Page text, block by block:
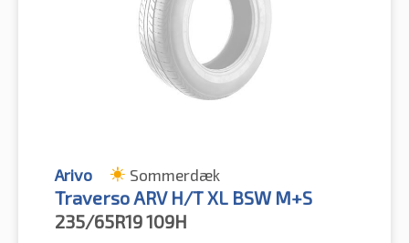
Arivo Sommerdæk
Traverso ARV H/T XL BSW M+S
235/65R19109H